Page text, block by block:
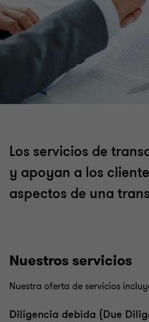
Los servicios de
y apoyan a los
aspectos de una
Nuestros servicios
Nuestra oferta de servicios
Diligencia debida (Due